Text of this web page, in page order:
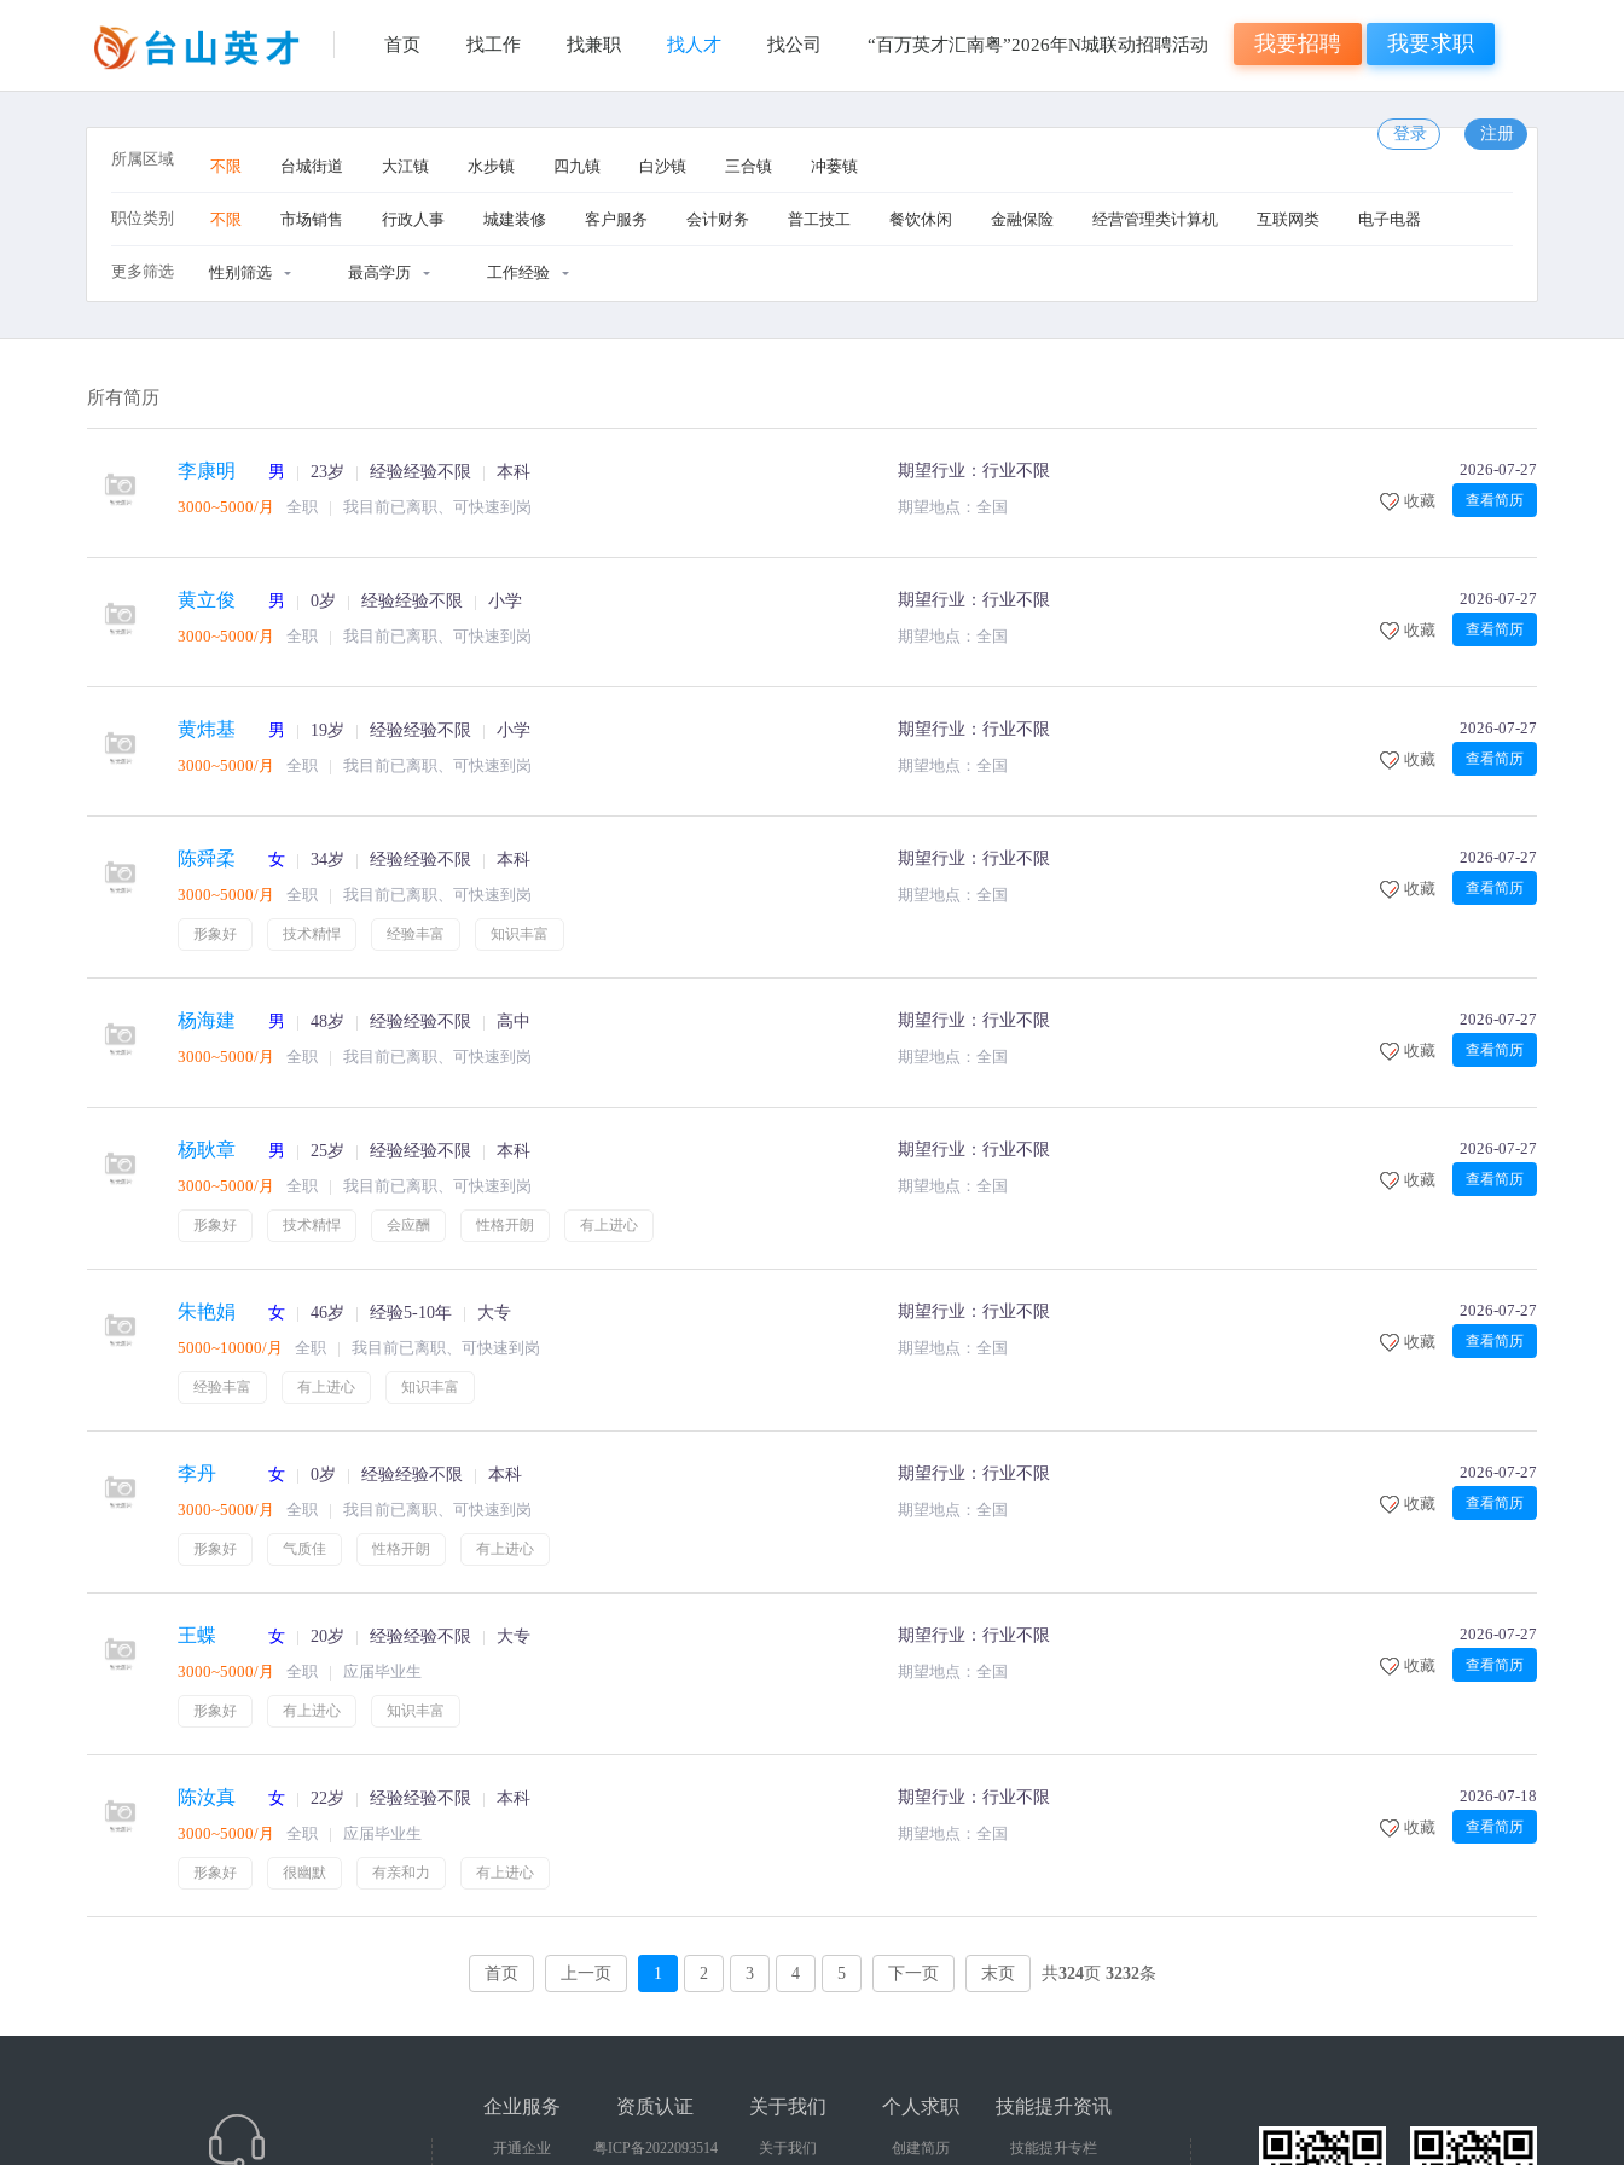
首页 找工作 找兼职 找人才 找公司 “百万英才汇南粤”2026年N城联动招聘活动 我要招聘 我要求职
登录
注册
所属区域
不限 台城街道 大江镇 水步镇 四九镇 白沙镇 三合镇 冲蒌镇
职位类别 不限 市场销售 行政人事 城建装修 客户服务 会计财务 普工技工 餐饮休闲 金融保险 经营管理类计算机 互联网类 电子电器
更多筛选 性别筛选 最高学历 工作经验
所有简历
李康明 男 23岁 经验经验不限
本科
3000~5000/月
全职 我目前已离职、可快速到岗
期望行业：行业不限
期望地点：全国
2026-07-27
收藏
查看简历
黄立俊 男 0岁 经验经验不限
小学
3000~5000/月
全职 我目前已离职、可快速到岗
期望行业：行业不限
期望地点：全国
2026-07-27
收藏
查看简历
黄炜基 男 19岁 经验经验不限
小学
3000~5000/月
全职 我目前已离职、可快速到岗
期望行业：行业不限
期望地点：全国
2026-07-27
收藏
查看简历
陈舜柔 女 34岁 经验经验不限
本科
3000~5000/月
全职 我目前已离职、可快速到岗
期望行业：行业不限
期望地点：全国
2026-07-27
收藏
查看简历
形象好 技术精悍 经验丰富 知识丰富
杨海建 男 48岁 经验经验不限
高中
3000~5000/月
全职 我目前已离职、可快速到岗
期望行业：行业不限
期望地点：全国
2026-07-27
收藏
查看简历
杨耿章 男 25岁 经验经验不限
本科
3000~5000/月
全职 我目前已离职、可快速到岗
期望行业：行业不限
期望地点：全国
2026-07-27
收藏
查看简历
形象好 技术精悍 会应酬 性格开朗 有上进心
朱艳娟 女 46岁 经验5-10年
大专
5000~10000/月
全职 我目前已离职、可快速到岗
期望行业：行业不限
期望地点：全国
2026-07-27
收藏
查看简历
经验丰富 有上进心 知识丰富
李丹 女 0岁 经验经验不限
本科
3000~5000/月
全职 我目前已离职、可快速到岗
期望行业：行业不限
期望地点：全国
2026-07-27
收藏
查看简历
形象好 气质佳 性格开朗 有上进心
王蝶 女 20岁 经验经验不限
大专
3000~5000/月
全职 应届毕业生
期望行业：行业不限
期望地点：全国
2026-07-27
收藏
查看简历
形象好 有上进心 知识丰富
陈汝真 女 22岁 经验经验不限
本科
3000~5000/月
全职 应届毕业生
期望行业：行业不限
期望地点：全国
2026-07-18
收藏
查看简历
形象好 很幽默 有亲和力 有上进心
首页 上一页 1 2 3 4 5 下一页 末页 共324页 3232条
企业服务
开通企业
资质认证
粤ICP备2022093514
关于我们
关于我们
个人求职
创建简历
技能提升资讯
技能提升专栏